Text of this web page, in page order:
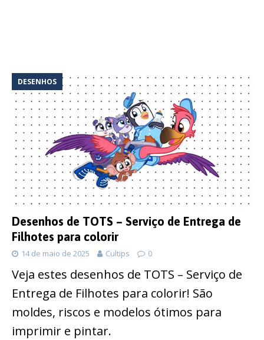
DESENHOS
Desenhos de TOTS – Serviço de Entrega de
Filhotes para colorir
14 de maio de 2025 Cultips 0
Veja estes desenhos de TOTS – Serviço de
Entrega de Filhotes para colorir! São
moldes, riscos e modelos ótimos para
imprimir e pintar.